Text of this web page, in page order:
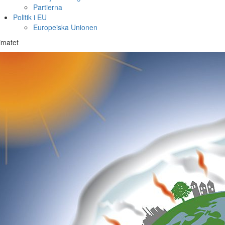
Partierna
Politik i EU
Europeiska Unionen